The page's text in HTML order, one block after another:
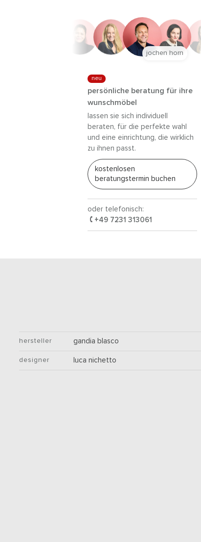
neu
persönliche beratung für ihre
wunschmöbel
lassen sie sich individuell
beraten, für die perfekte wahl
und eine einrichtung, die wirklich
zu ihnen passt.
kostenlosen
beratungstermin buchen
oder telefonisch:
+49 7231 313061
jochen horn
hersteller gandia blasco
designer luca nichetto